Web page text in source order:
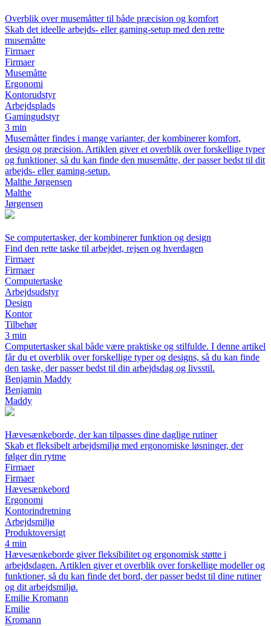
Overblik over musemåtter til både præcision og komfort
Skab det ideelle arbejds- eller gaming-setup med den rette
musemåtte
Firmaer
Firmaer
Musemåtte
Ergonomi
Kontorudstyr
Arbejdsplads
Gamingudstyr
3 min
Musemåtter findes i mange varianter, der kombinerer komfort,
design og præcision. Artiklen giver et overblik over forskellige typer
og funktioner, så du kan finde den musemåtte, der passer bedst til dit
arbejds- eller gaming-setup.
Malthe Jørgensen
Malthe
Jørgensen
Se computertasker, der kombinerer funktion og design
Find den rette taske til arbejdet, rejsen og hverdagen
Firmaer
Firmaer
Computertaske
Arbejdsudstyr
Design
Kontor
Tilbehør
3 min
Computertasker skal både være praktiske og stilfulde. I denne artikel
får du et overblik over forskellige typer og designs, så du kan finde
den taske, der passer bedst til din arbejdsdag og livsstil.
Benjamin Maddy
Benjamin
Maddy
Hævesænkeborde, der kan tilpasses dine daglige rutiner
Skab et fleksibelt arbejdsmiljø med ergonomiske løsninger, der
følger din rytme
Firmaer
Firmaer
Hævesænkebord
Ergonomi
Kontorindretning
Arbejdsmiljø
Produktoversigt
4 min
Hævesænkeborde giver fleksibilitet og ergonomisk støtte i
arbejdsdagen. Artiklen giver et overblik over forskellige modeller og
funktioner, så du kan finde det bord, der passer bedst til dine rutiner
og dit arbejdsmiljø.
Emilie Kromann
Emilie
Kromann